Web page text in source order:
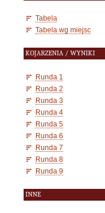
Tabela
Tabela wg miejsc
KOJARZENIA / WYNIKI
Runda 1
Runda 2
Runda 3
Runda 4
Runda 5
Runda 6
Runda 7
Runda 8
Runda 9
INNE